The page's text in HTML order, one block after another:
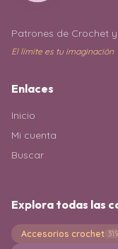
Patrones de Crochet
El límite es tu imaginación
Enlaces
Inicio
Mi cuenta
Buscar
Explora todas las
Accesorios crochet 319